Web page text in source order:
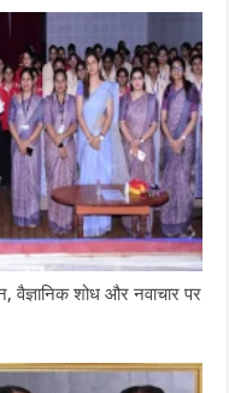
वैज्ञानिक शोध और नवाचार पर